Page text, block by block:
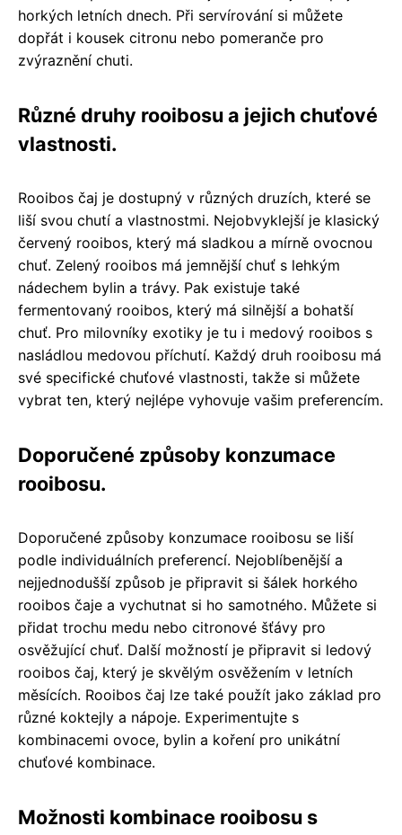
horkých letních dnech. Při servírování si můžete
dopřát i kousek citronu nebo pomeranče pro
zvýraznění chuti.
Různé druhy rooibosu a jejich chuťové
vlastnosti.
Rooibos čaj je dostupný v různých druzích, které se
liší svou chutí a vlastnostmi. Nejobvyklejší je klasický
červený rooibos, který má sladkou a mírně ovocnou
chuť. Zelený rooibos má jemnější chuť s lehkým
nádechem bylin a trávy. Pak existuje také
fermentovaný rooibos, který má silnější a bohatší
chuť. Pro milovníky exotiky je tu i medový rooibos s
nasládlou medovou příchutí. Každý druh rooibosu má
své specifické chuťové vlastnosti, takže si můžete
vybrat ten, který nejlépe vyhovuje vašim preferencím.
Doporučené způsoby konzumace
rooibosu.
Doporučené způsoby konzumace rooibosu se liší
podle individuálních preferencí. Nejoblíbenější a
nejjednodušší způsob je připravit si šálek horkého
rooibos čaje a vychutnat si ho samotného. Můžete si
přidat trochu medu nebo citronové šťávy pro
osvěžující chuť. Další možností je připravit si ledový
rooibos čaj, který je skvělým osvěžením v letních
měsících. Rooibos čaj lze také použít jako základ pro
různé koktejly a nápoje. Experimentujte s
kombinacemi ovoce, bylin a koření pro unikátní
chuťové kombinace.
Možnosti kombinace rooibosu s